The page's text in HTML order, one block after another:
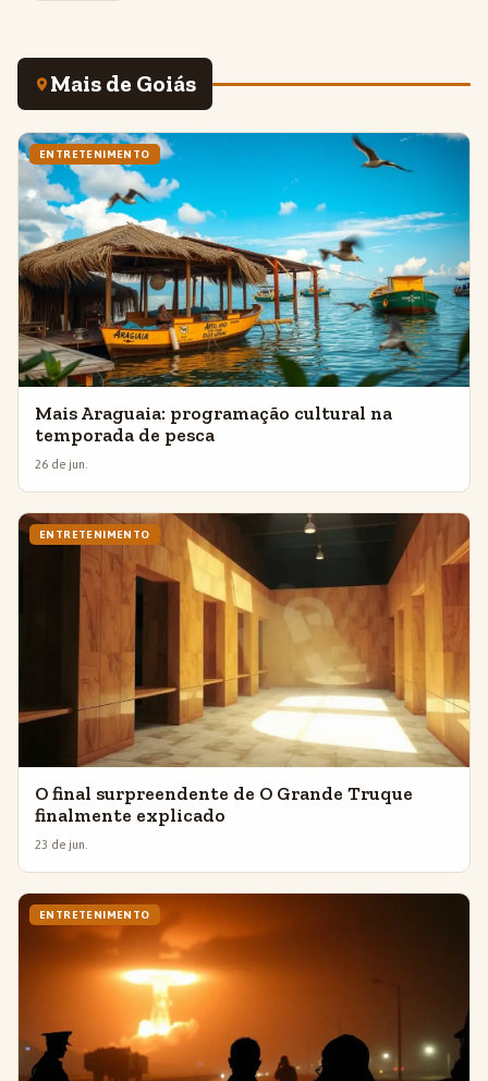
Mais de Goiás
ENTRETENIMENTO
Mais Araguaia: programação cultural na
temporada de pesca
26 de jun.
ENTRETENIMENTO
O final surpreendente de O Grande Truque
finalmente explicado
23 de jun.
ENTRETENIMENTO